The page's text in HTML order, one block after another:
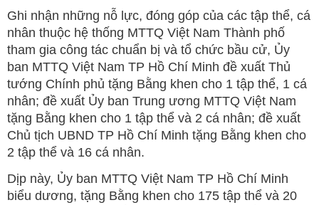
Ghi nhận những nỗ lực, đóng góp của các tập thể, cá
nhân thuộc hệ thống MTTQ Việt Nam Thành phố
tham gia công tác chuẩn bị và tổ chức bầu cử, Ủy
ban MTTQ Việt Nam TP Hồ Chí Minh đề xuất Thủ
tướng Chính phủ tặng Bằng khen cho 1 tập thể, 1 cá
nhân; đề xuất Ủy ban Trung ương MTTQ Việt Nam
tặng Bằng khen cho 1 tập thể và 2 cá nhân; đề xuất
Chủ tịch UBND TP Hồ Chí Minh tặng Bằng khen cho
2 tập thể và 16 cá nhân.
Dịp này, Ủy ban MTTQ Việt Nam TP Hồ Chí Minh
biểu dương, tặng Bằng khen cho 175 tập thể và 20